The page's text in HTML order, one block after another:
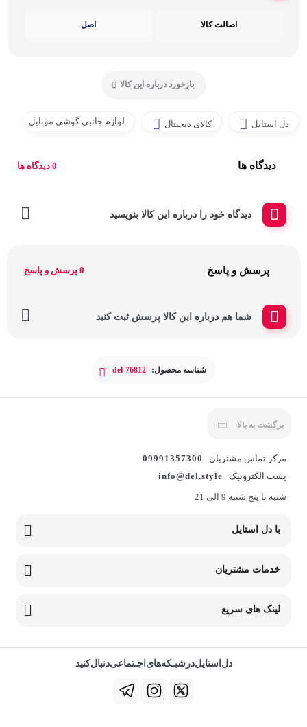
اصالت کالا اصل
بازخورد درباره این کالا
دل استایل کالای دیجیتال لوازم جانبی گوشی موبایل
دیدگاه ها 0 دیدگاه ها
دیدگاه خود را درباره این کالا بنویسید
پرسش و پاسخ 0 پرسش و پاسخ
شما هم درباره این کالا پرسش ثبت کنید
شناسه محصول: del-76812
برگشت به بالا
مرکز تماس مشتریان
09991357300
پست الکترونیک
info@del.style
شنبه تا پنج شنبه 9 الی 21
با دل استایل
خدمات مشتریان
لینک های سریع
دل‌استایل‌در‌‌شبـکه‌های‌اجـتماعی‌دنبال‌کنید